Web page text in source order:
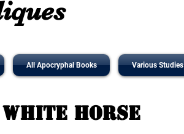
All Apocryphal Books Various Studies
Horse